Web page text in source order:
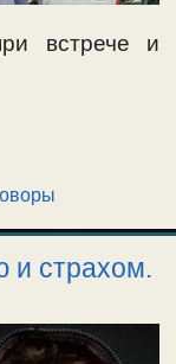
встрече и
и страхом.